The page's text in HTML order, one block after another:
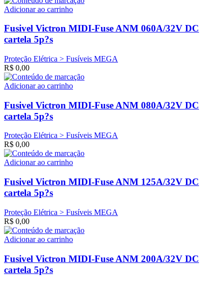
Adicionar ao carrinho
Fusivel Victron MIDI-Fuse ANM 060A/32V DC
cartela 5p?s
Proteção Elétrica > Fusíveis MEGA
R$ 0,00
Adicionar ao carrinho
Fusivel Victron MIDI-Fuse ANM 080A/32V DC
cartela 5p?s
Proteção Elétrica > Fusíveis MEGA
R$ 0,00
Adicionar ao carrinho
Fusivel Victron MIDI-Fuse ANM 125A/32V DC
cartela 5p?s
Proteção Elétrica > Fusíveis MEGA
R$ 0,00
Adicionar ao carrinho
Fusivel Victron MIDI-Fuse ANM 200A/32V DC
cartela 5p?s